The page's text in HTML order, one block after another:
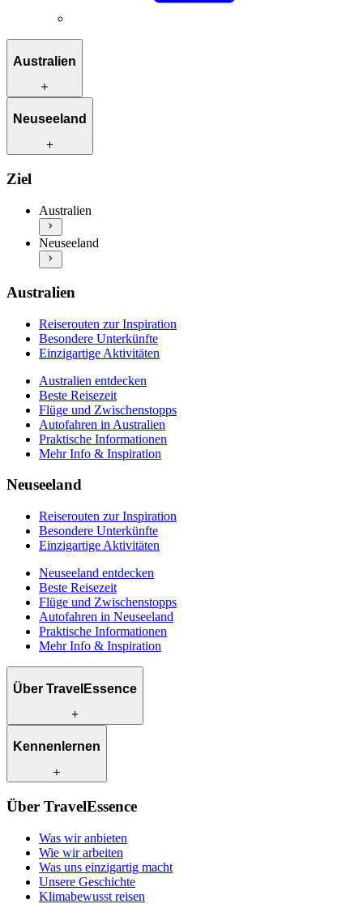
Australien
Reiserouten zur Inspiration
Einzigartige Aktivitäten
Flüge und Zwischenstopps
Autofahren in Australien
Praktische Informationen
Mehr Info & Inspiration
Neuseeland
Einzigartige Aktivitäten
Neuseeland entdecken
Beste Reisezeit
Flüge und Zwischenstopps
Praktische Informationen
Ziel
Australien
Neuseeland
Australien
Reiserouten zur Inspiration
Besondere Unterkünfte
Einzigartige Aktivitäten
Australien entdecken
Beste Reisezeit
Flüge und Zwischenstopps
Autofahren in Australien
Praktische Informationen
Mehr Info & Inspiration
Neuseeland
Reiserouten zur Inspiration
Besondere Unterkünfte
Einzigartige Aktivitäten
Neuseeland entdecken
Beste Reisezeit
Flüge und Zwischenstopps
Autofahren in Neuseeland
Praktische Informationen
Mehr Info & Inspiration
Über TravelEssence
Was wir anbieten
Was uns einzigartig macht
Klimabewusst reisen
Kontakt
Karriere
Kennenlernen
Unsere Reiseexperten
Unsere Kunden
Über TravelEssence
Was wir anbieten
Wie wir arbeiten
Was uns einzigartig macht
Unsere Geschichte
Klimabewusst reisen